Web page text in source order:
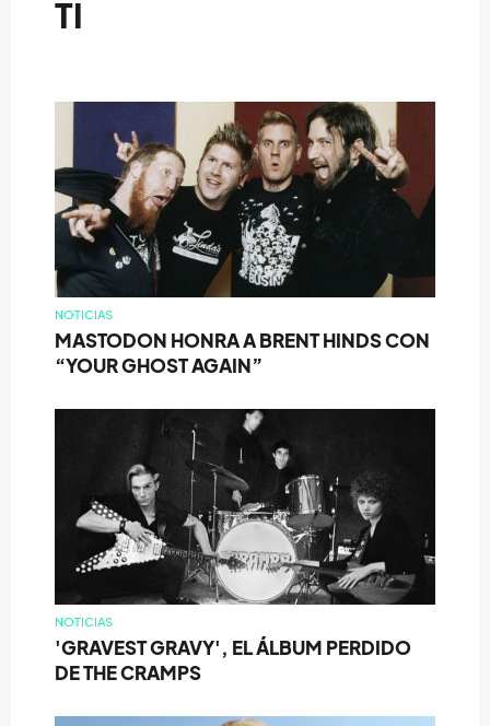
TI
NOTICIAS
MASTODON HONRA A BRENT HINDS CON
“YOUR GHOST AGAIN”
NOTICIAS
'GRAVEST GRAVY', EL ÁLBUM PERDIDO
DE THE CRAMPS